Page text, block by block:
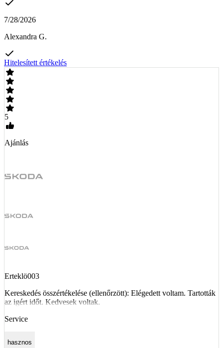
7/28/2026
Alexandra G.
Hitelesített értékelés
5
Ajánlás
Erteklö003
Kereskedés összértékelése (ellenőrzött): Elégedett voltam. Tartották
az igért időt. Kedvesek voltak.
Service
hasznos